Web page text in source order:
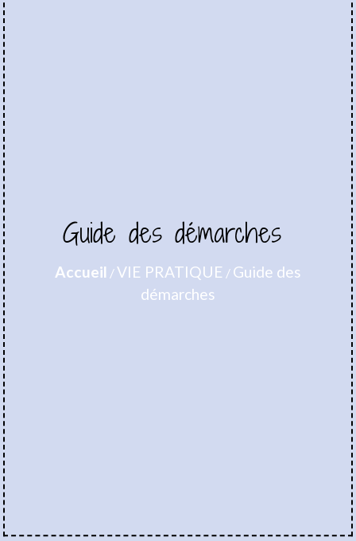
Guide des démarches
Accueil /VIE PRATIQUE / Guide des
démarches